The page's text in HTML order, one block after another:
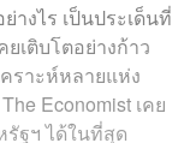
างไร เป็นประเด็นที่
เติบโตอย่างก้าว
ราะห์หลายแห่ง
Economist เคย
ฐฯ ได้ในที่สุด